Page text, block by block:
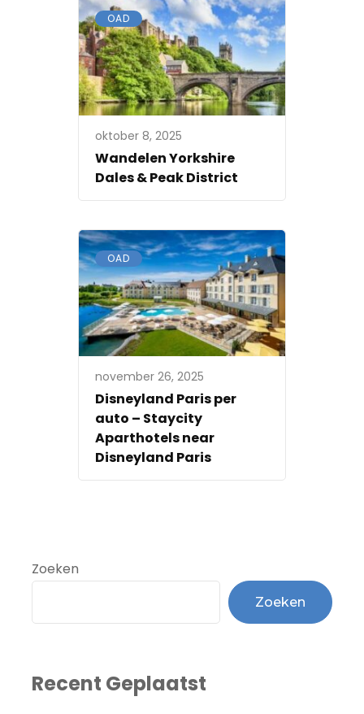
OAD
oktober 8, 2025
Wandelen Yorkshire
Dales & Peak District
OAD
november 26, 2025
Disneyland Paris per
auto – Staycity
Aparthotels near
Disneyland Paris
Zoeken
Zoeken
Recent Geplaatst